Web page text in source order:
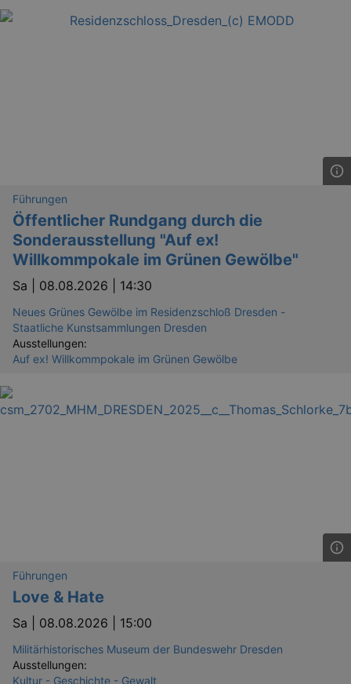
Führungen
Öffentlicher Rundgang durch die
Sonderausstellung "Auf ex!
Willkommpokale im Grünen Gewölbe"
Sa | 08.08.2026 | 14:30
Neues Grünes Gewölbe im Residenzschloß Dresden -
Staatliche Kunstsammlungen Dresden
Ausstellungen:
Auf ex! Willkommpokale im Grünen Gewölbe
Führungen
Love & Hate
Sa | 08.08.2026 | 15:00
Militärhistorisches Museum der Bundeswehr Dresden
Ausstellungen:
Kultur - Geschichte - Gewalt